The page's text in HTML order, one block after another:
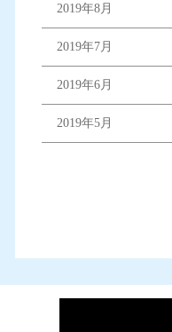
2019年8月
2019年7月
2019年6月
2019年5月